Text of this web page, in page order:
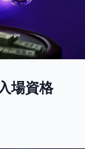
場資格